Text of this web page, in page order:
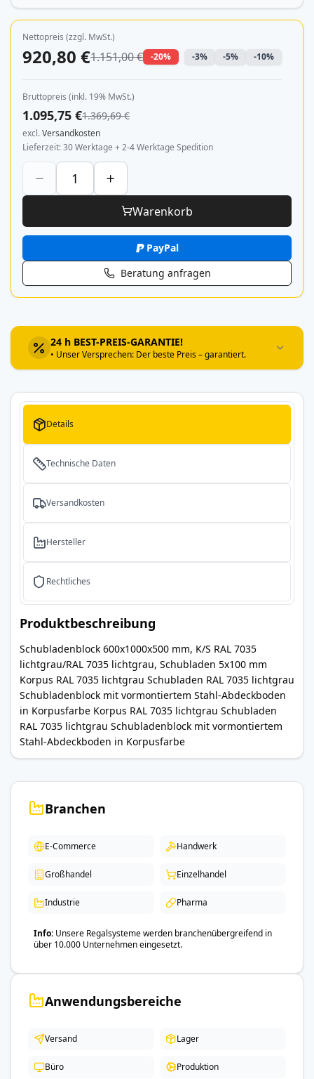
Nettopreis (zzgl. MwSt.)
920,80 €1.151,00 € -20% -3% -5% -10%
Bruttopreis (inkl. 19% MwSt.)
1.095,75 €1.369,69 €
excl.Versandkosten
Lieferzeit 30 Werktage + 2-4 Werktage Spedition
Warenkorb
PayPal
Beratung anfragen
24 h BEST-PREIS-GARANTIE!
• Unser Versprechen: Der beste Preis – garantiert.
Details
Technische Daten
Versandkosten
Hersteller
Rechtliches
Produktbeschreibung
Schubladenblock 600x1000x500 mm, K/S RAL 7035
lichtgrau/RAL 7035 lichtgrau, Schubladen 5x100 mm
Korpus RAL 7035 lichtgrau Schubladen RAL 7035 lichtgrau
Schubladenblock mit vormontiertem Stahl-Abdeckboden
in Korpusfarbe Korpus RAL 7035 lichtgrau Schubladen
RAL 7035 lichtgrau Schubladenblock mit vormontiertem
Stahl-Abdeckboden in Korpusfarbe
Branchen
E-Commerce Handwerk
Großhandel Einzelhandel
Industrie Pharma
Info Unsere Regalsysteme werden branchenübergreifend in
über 10.000 Unternehmen eingesetzt.
Anwendungsbereiche
Versand Lager
Büro Produktion